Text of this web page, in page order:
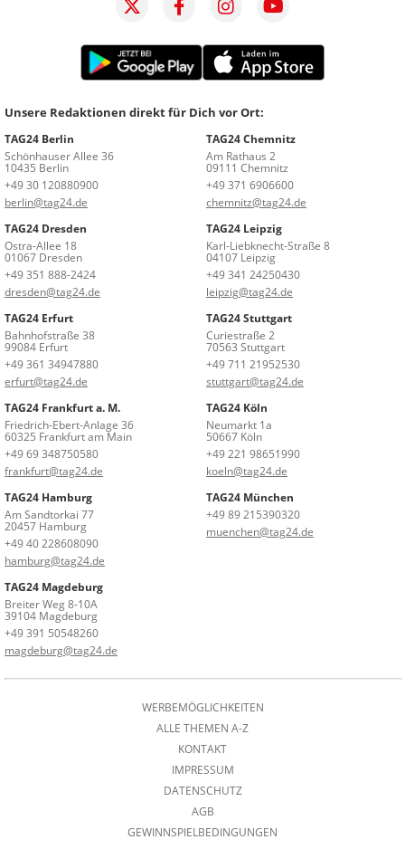
Unsere Redaktionen direkt für Dich vor Ort:
TAG24 Berlin
Schönhauser Allee 36
10435 Berlin
+49 30 120880900
berlin@tag24.de
TAG24 Chemnitz
Am Rathaus 2
09111 Chemnitz
+49 371 6906600
chemnitz@tag24.de
TAG24 Dresden
Ostra-Allee 18
01067 Dresden
+49 351 888-2424
dresden@tag24.de
TAG24 Leipzig
Karl-Liebknecht-Straße 8
04107 Leipzig
+49 341 24250430
leipzig@tag24.de
TAG24 Erfurt
Bahnhofstraße 38
99084 Erfurt
+49 361 34947880
erfurt@tag24.de
TAG24 Stuttgart
Curiestraße 2
70563 Stuttgart
+49 711 21952530
stuttgart@tag24.de
TAG24 Frankfurt a. M.
Friedrich-Ebert-Anlage 36
60325 Frankfurt am Main
+49 69 348750580
frankfurt@tag24.de
TAG24 Köln
Neumarkt 1a
50667 Köln
+49 221 98651990
koeln@tag24.de
TAG24 Hamburg
Am Sandtorkai 77
20457 Hamburg
+49 40 228608090
hamburg@tag24.de
TAG24 München
+49 89 215390320
muenchen@tag24.de
TAG24 Magdeburg
Breiter Weg 8-10A
39104 Magdeburg
+49 391 50548260
magdeburg@tag24.de
WERBEMÖGLICHKEITEN
ALLE THEMEN A-Z
KONTAKT
IMPRESSUM
DATENSCHUTZ
AGB
GEWINNSPIELBEDINGUNGEN